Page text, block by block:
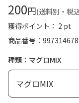
200円(送料別・税
獲得ポイント： 2 pt
商品番号
種類：マグロMIX